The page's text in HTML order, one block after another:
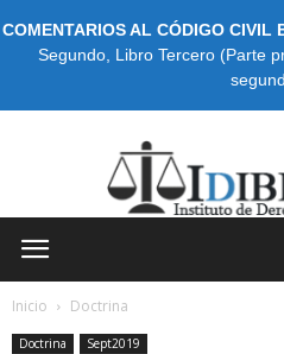
COMENTARIOS AL CÓDIGO CIVIL
Segundo, Libro Tercero (Parte
Inicio Doctrina
Doctrina Sept2019